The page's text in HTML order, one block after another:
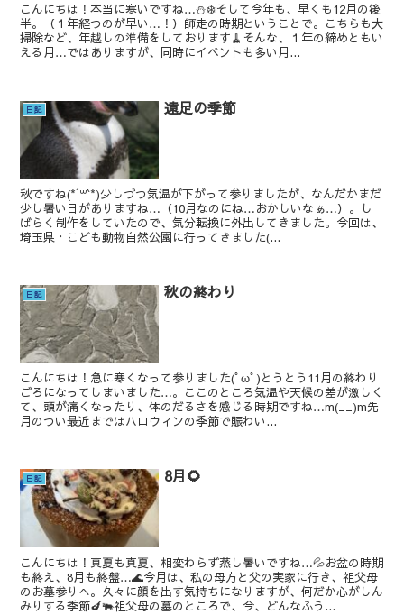
こんにちは！本当に寒いですね…⛄️❄️そして今年も、早くも12月の後
半。（１年経つのが早い…！）師走の時期ということで。こちらも大
掃除など、年越しの準備をしております🧹そんな、１年の締めともい
える月…ではありますが、同時にイベントも多い月...
日記 遠足の季節
秋ですね(*´꒳`*)少しづつ気温が下がって参りましたが、なんだかまだ
少し暑い日がありますね…（10月なのにね…おかしいなぁ…）。し
ばらく制作をしていたので、気分転換に外出してきました。今回は、
埼玉県・こども動物自然公園に行ってきました(...
日記 秋の終わり
こんにちは！急に寒くなって参りました(ﾟωﾟ)とうとう11月の終わり
ごろになってしまいました…。ここのところ気温や天候の差が激しく
て、頭が痛くなったり、体のだるさを感じる時期ですね…m(__)m先
月のつい最近まではハロウィンの季節で賑わい...
日記 8月🌻
こんにちは！真夏も真夏、相変わらず蒸し暑いですね…💦お盆の時期
も終え、8月も終盤…🌊今月は、私の母方と父の実家に行き、祖父母
のお墓参りへ。久々に顔を出す気持ちになりますが、何だか心がしん
みりする季節🍆🐃祖父母の墓のところで、今、どんなふう...